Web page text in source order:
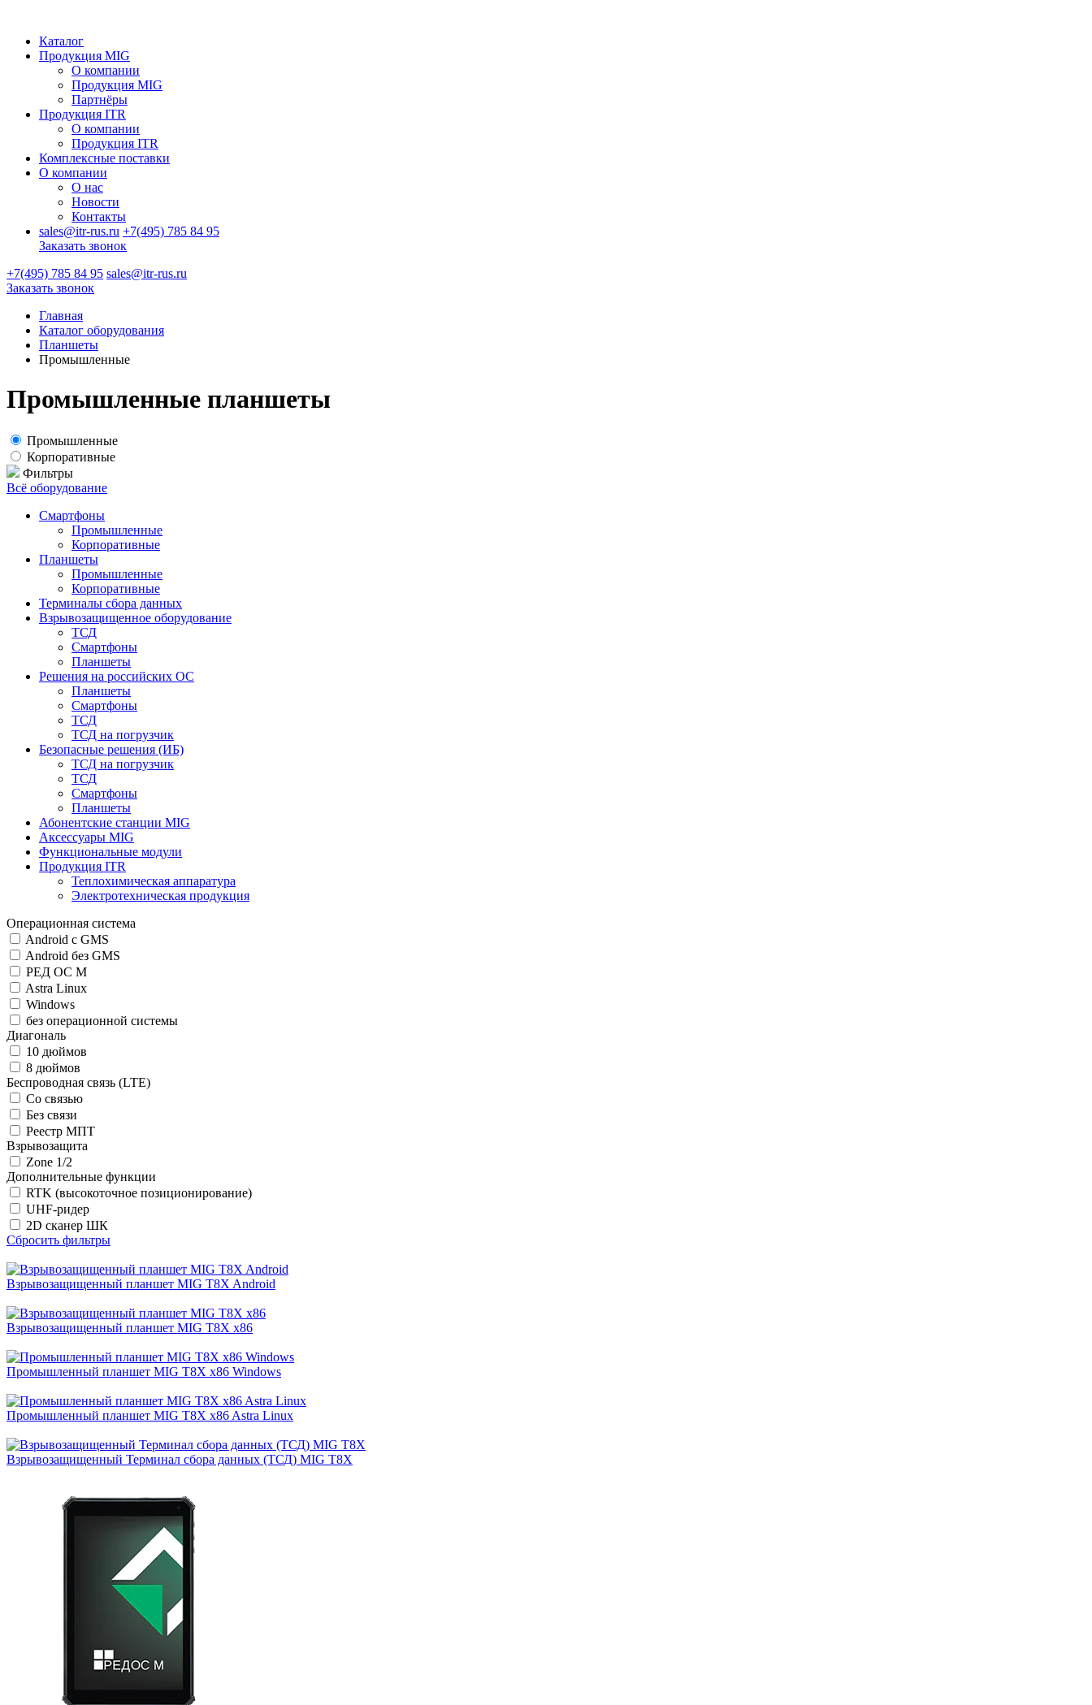
Каталог
Продукция MIG
О компании
Продукция MIG
Партнёры
Продукция ITR
О компании
Продукция ITR
Комплексные поставки
О компании
О нас
Новости
Контакты
sales@itr-rus.ru +7(495) 785 84 95
Заказать звонок
+7(495) 785 84 95 sales@itr-rus.ru
Заказать звонок
Главная
Каталог оборудования
Планшеты
Промышленные
Промышленные планшеты
Промышленные
Корпоративные
Фильтры
Всё оборудование
Смартфоны
Промышленные
Корпоративные
Планшеты
Промышленные
Корпоративные
Терминалы сбора данных
Взрывозащищенное оборудование
ТСД
Смартфоны
Планшеты
Решения на российских ОС
Планшеты
Смартфоны
ТСД
ТСД на погрузчик
Безопасные решения (ИБ)
ТСД на погрузчик
ТСД
Смартфоны
Планшеты
Абонентские станции MIG
Аксессуары MIG
Функциональные модули
Продукция ITR
Теплохимическая аппаратура
Электротехническая продукция
Операционная система
Android c GMS
Android без GMS
РЕД ОС М
Astra Linux
Windows
без операционной системы
Диагональ
10 дюймов
8 дюймов
Беспроводная связь (LTE)
Со связью
Без связи
Реестр МПТ
Взрывозащита
Zone 1/2
Дополнительные функции
RTK (высокоточное позиционирование)
UHF-ридер
2D сканер ШК
Сбросить фильтры
Взрывозащищенный планшет MIG T8X Android
Взрывозащищенный планшет MIG T8X x86
Промышленный планшет MIG T8X x86 Windows
Промышленный планшет MIG T8X x86 Astra Linux
Взрывозащищенный Терминал сбора данных (ТСД) MIG T8X